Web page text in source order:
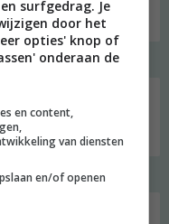
surfgedrag. Je
door het
opties' knop of
onderaan de
en content,
van diensten
en/of openen